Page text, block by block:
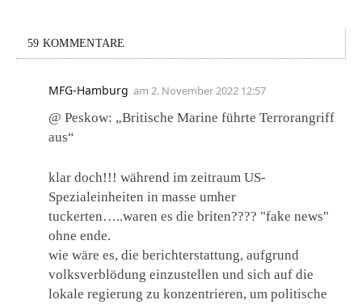
59 KOMMENTARE
MFG-Hamburg am 2. November 2022 12:57
@ Peskow: „Britische Marine führte Terrorangriff
aus“
klar doch!!! während im zeitraum US-
Spezialeinheiten in masse umher
tuckerten…..waren es die briten???? "fake news"
ohne ende.
wie wäre es, die berichterstattung, aufgrund
volksverblödung einzustellen und sich auf die
lokale regierung zu konzentrieren, um politische